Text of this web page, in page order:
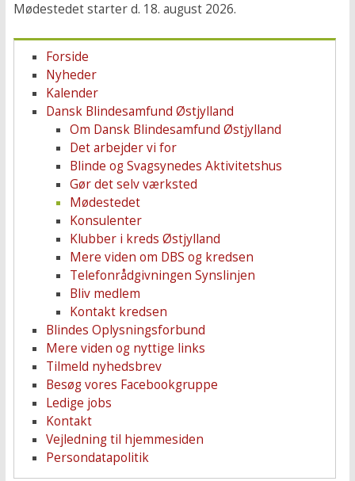
Mødestedet starter d. 18. august 2026.
Forside
Nyheder
Kalender
Dansk Blindesamfund Østjylland
Om Dansk Blindesamfund Østjylland
Det arbejder vi for
Blinde og Svagsynedes Aktivitetshus
Gør det selv værksted
Mødestedet
Konsulenter
Klubber i kreds Østjylland
Mere viden om DBS og kredsen
Telefonrådgivningen Synslinjen
Bliv medlem
Kontakt kredsen
Blindes Oplysningsforbund
Mere viden og nyttige links
Tilmeld nyhedsbrev
Besøg vores Facebookgruppe
Ledige jobs
Kontakt
Vejledning til hjemmesiden
Persondatapolitik